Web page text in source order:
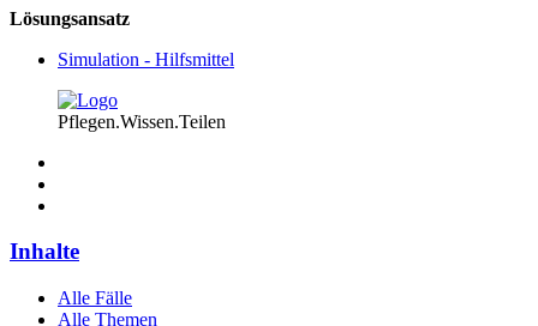
Lösungsansatz
Simulation - Hilfsmittel
Pflegen.Wissen.Teilen
Inhalte
Alle Fälle
Alle Themen